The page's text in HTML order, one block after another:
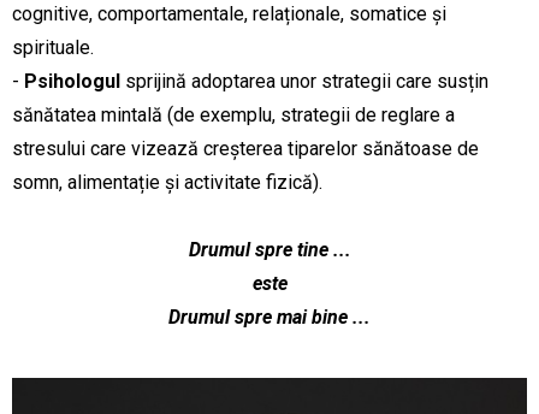
cognitive, comportamentale, relaționale, somatice și
spirituale.
- Psihologul sprijină adoptarea unor strategii care susțin
sănătatea mintală (de exemplu, strategii de reglare a
stresului care vizează creșterea tiparelor sănătoase de
somn, alimentație și activitate fizică).
Drumul spre tine ...
este
Drumul spre mai bine ...